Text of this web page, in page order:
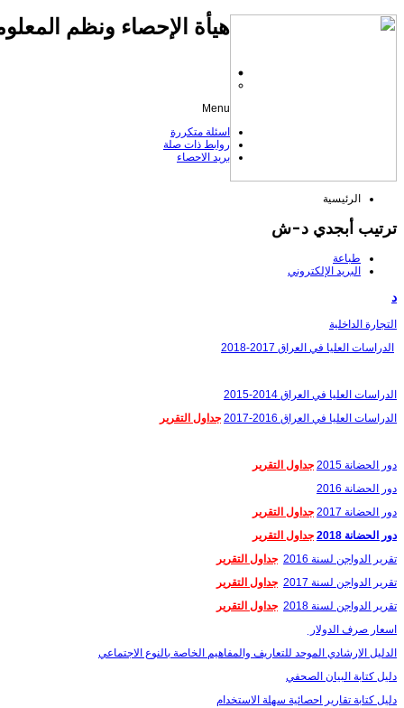
هيأة الإحصاء ونظم
الرئيسية
ترتيب أبجدي د-ش
طباعة
البريد الإلكتروني
د
التجارة الداخلية
الدراسات العليا في العراق 2017-2018
الدراسات العليا في العراق 2014-2015
الدراسات العليا في العراق 2016-2017
جداول التقرير
دور الحضانة 2015
جداول التقرير
دور الحضانة 2016
دور الحضانة 2017
جداول التقرير
دور الحضانة 2018
جداول التقرير
تقرير الدواجن لسنة 2016
جداول التقرير
تقرير الدواجن لسنة 2017
جداول التقرير
تقرير الدواجن لسنة 2018
جداول التقرير
اسعار صرف الدولار
الدليل الارشادي الموحد للتعاريف والمفاهيم الخاصة بالنوع الاجتماعي
دليل كتابة البيان الصحفي
دليل كتابة تقارير احصائية سهلة الاستخدام
Menu
اسئلة متكررة
روابط ذات صلة
بريد الاحصاء